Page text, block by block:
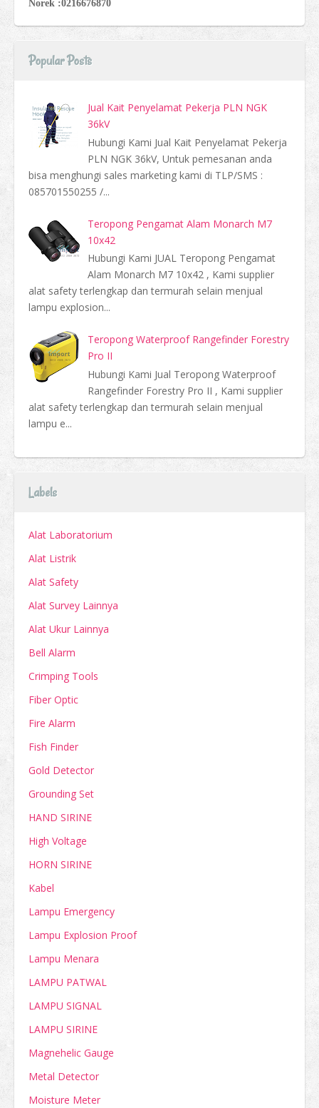
Norek :0216676870
Popular Posts
Jual Kait Penyelamat Pekerja PLN NGK
36kV
Hubungi Kami Jual Kait Penyelamat Pekerja
PLN NGK 36kV, Untuk pemesanan anda
bisa menghungi sales marketing kami di TLP/SMS :
085701550255 /...
Teropong Pengamat Alam Monarch M7
10x42
Hubungi Kami JUAL Teropong Pengamat
Alam Monarch M7 10x42 , Kami supplier
alat safety terlengkap dan termurah selain menjual
lampu explosion...
Teropong Waterproof Rangefinder Forestry
Pro II
Hubungi Kami Jual Teropong Waterproof
Rangefinder Forestry Pro II , Kami supplier
alat safety terlengkap dan termurah selain menjual
lampu e...
Labels
Alat Laboratorium
Alat Listrik
Alat Safety
Alat Survey Lainnya
Alat Ukur Lainnya
Bell Alarm
Crimping Tools
Fiber Optic
Fire Alarm
Fish Finder
Gold Detector
Grounding Set
HAND SIRINE
High Voltage
HORN SIRINE
Kabel
Lampu Emergency
Lampu Explosion Proof
Lampu Menara
LAMPU PATWAL
LAMPU SIGNAL
LAMPU SIRINE
Magnehelic Gauge
Metal Detector
Moisture Meter